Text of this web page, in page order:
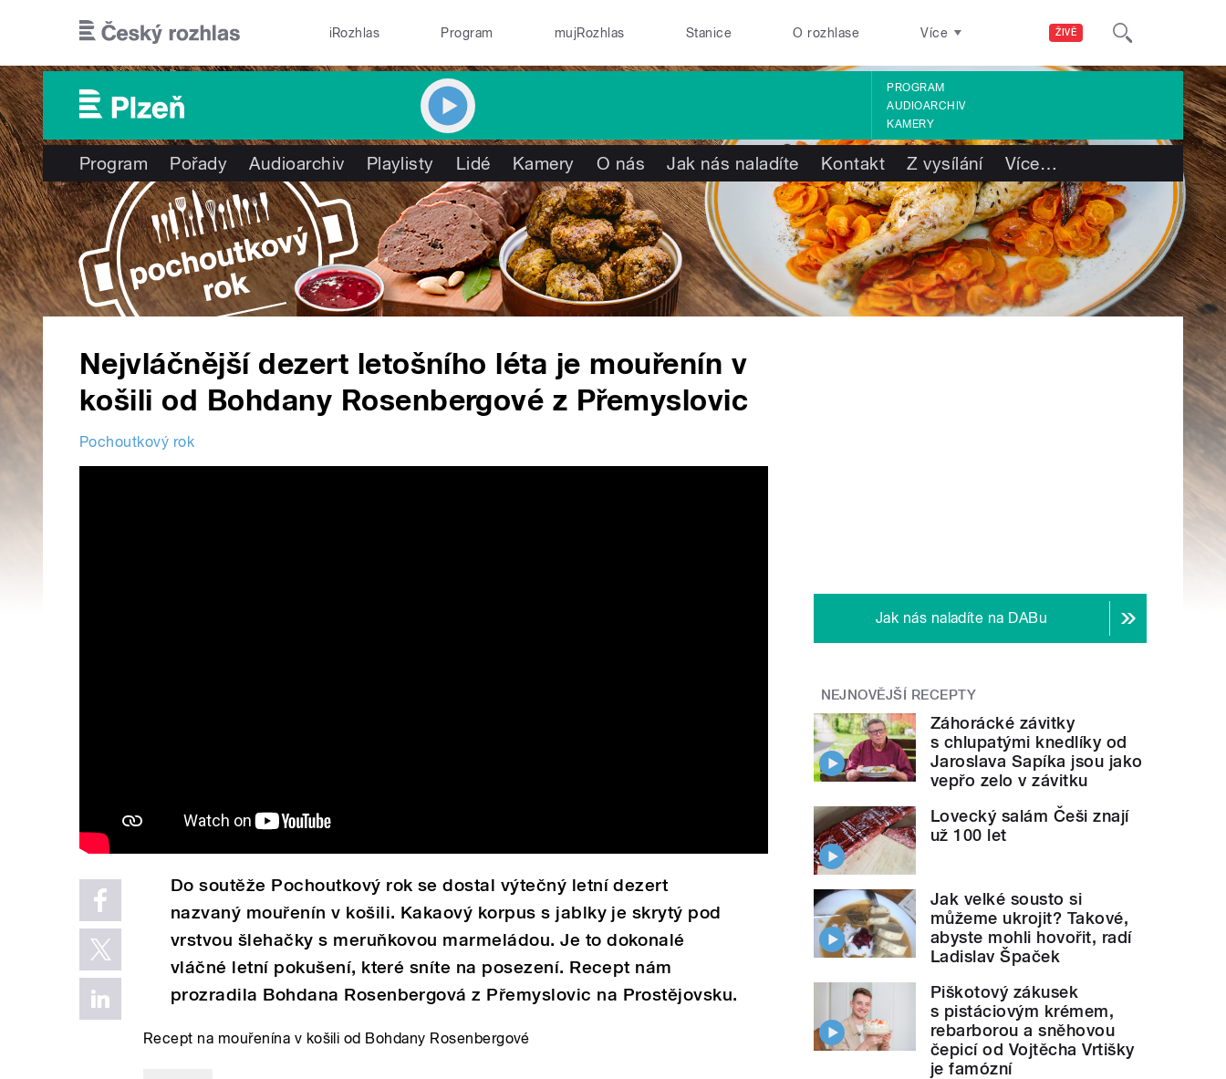
ŽIVĚ
iRozhlas Program mujRozhlas Stanice O rozhlase Více
PROGRAM
AUDIOARCHIV
KAMERY
Program Pořady Audioarchiv Playlisty Lidé Kamery O nás Jak nás naladíte Kontakt Z vysílání Více…
Nejvláčnější dezert letošního léta je mouřenín v
košili od Bohdany Rosenbergové z Přemyslovic
Pochoutkový rok
Do soutěže Pochoutkový rok se dostal výtečný letní dezert
nazvaný mouřenín v košili. Kakaový korpus s jablky je skrytý pod
vrstvou šlehačky s meruňkovou marmeládou. Je to dokonalé
vláčné letní pokušení, které sníte na posezení. Recept nám
prozradila Bohdana Rosenbergová z Přemyslovic na Prostějovsku.
Recept na mouřenína v košili od Bohdany Rosenbergové
Jak nás naladíte na DABu
NEJNOVĚJŠÍ RECEPTY
Záhorácké závitky
s chlupatými knedlíky od
Jaroslava Sapíka jsou jako
vepřo zelo v závitku
Lovecký salám Češi znají
už 100 let
Jak velké sousto si
můžeme ukrojit? Takové,
abyste mohli hovořit, radí
Ladislav Špaček
Piškotový zákusek
s pistáciovým krémem,
rebarborou a sněhovou
čepicí od Vojtěcha Vrtišky
je famózní